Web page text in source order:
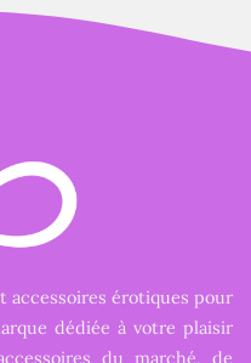
accessoires érotiques pour
dédiée à votre plaisir